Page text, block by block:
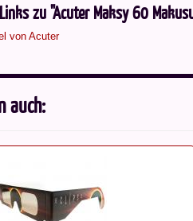
zu "Acuter Maksy 60
von Acuter
auch: